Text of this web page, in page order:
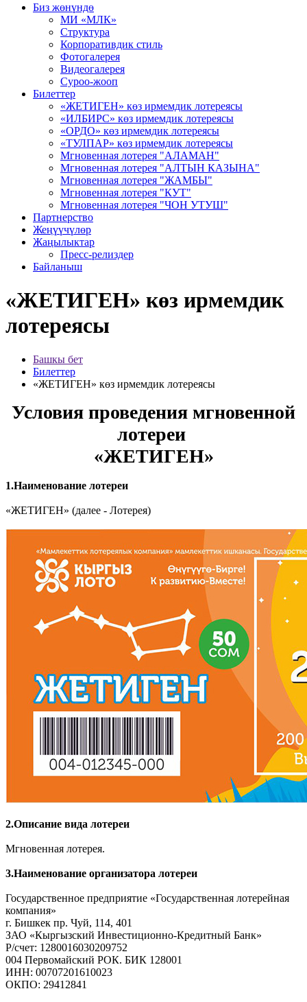
Биз жөнүндө
МИ «МЛК»
Структура
Корпоративдик стиль
Фотогалерея
Видеогалерея
Суроо-жооп
Билеттер
«ЖЕТИГЕН» көз ирмемдик лотереясы
«ИЛБИРС» көз ирмемдик лотереясы
«ОРДО» көз ирмемдик лотереясы
«ТУЛПАР» көз ирмемдик лотереясы
Мгновенная лотерея "АЛАМАН"
Мгновенная лотерея "АЛТЫН КАЗЫНА"
Мгновенная лотерея "ЖАМБЫ"
Мгновенная лотерея "КУТ"
Мгновенная лотерея "ЧОН УТУШ"
Партнерство
Жеңүүчүлөр
Жаңылыктар
Пресс-релиздер
Байланыш
«ЖЕТИГЕН» көз ирмемдик
лотереясы
Башкы бет
Билеттер
«ЖЕТИГЕН» көз ирмемдик лотереясы
Условия проведения мгновенной
лотереи
«ЖЕТИГЕН»
1.Наименование лотереи
«ЖЕТИГЕН» (далее - Лотерея)
2.Описание вида лотереи
Мгновенная лотерея.
3.Наименование организатора лотереи
Государственное предприятие «Государственная лотерейная
компания»
г. Бишкек пр. Чуй, 114, 401
ЗАО «Кыргызский Инвестиционно-Кредитный Банк»
Р/счет: 1280016030209752
004 Первомайский РОК. БИК 128001
ИНН: 00707201610023
ОКПО: 29412841